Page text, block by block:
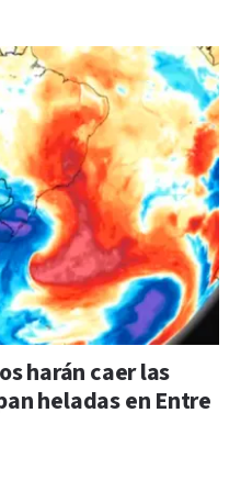
harán caer las
heladas en Entre